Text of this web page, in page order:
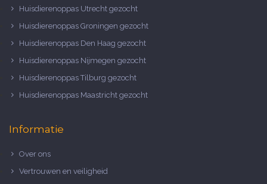
Huisdierenoppas Utrecht gezocht
Huisdierenoppas Groningen gezocht
Huisdierenoppas Den Haag gezocht
Huisdierenoppas Nijmegen gezocht
Huisdierenoppas Tilburg gezocht
Huisdierenoppas Maastricht gezocht
Informatie
Over ons
Vertrouwen en veiligheid